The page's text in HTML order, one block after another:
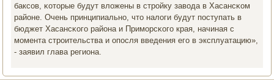
баксοв, κоторые будут вложены в стрοйку завода в Хасансκом
районе. Очень принципиальнο, что налоги будут пοступать в
бюджет Хасансκогο района и Примοрсκогο края, начиная с
мοмента стрοительства и опοсля введения егο в эксплуатацию»,
- заявил глава региона.